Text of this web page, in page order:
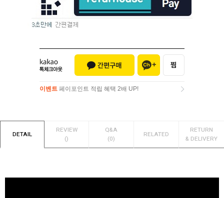
이벤트 페이포인트 적립 혜택 2배 UP!
DETAIL
REVIEW
()
Q&A
(0)
RELATED
RETURN
& DELIVERY